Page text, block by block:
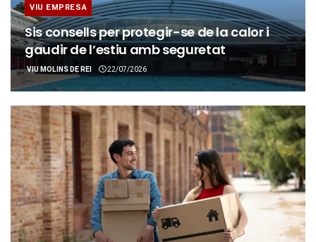
VIU EMPRESA
Sis consells per protegir-se de la calor i
gaudir de l’estiu amb seguretat
VIU MOLINS DE REI 22/07/2026